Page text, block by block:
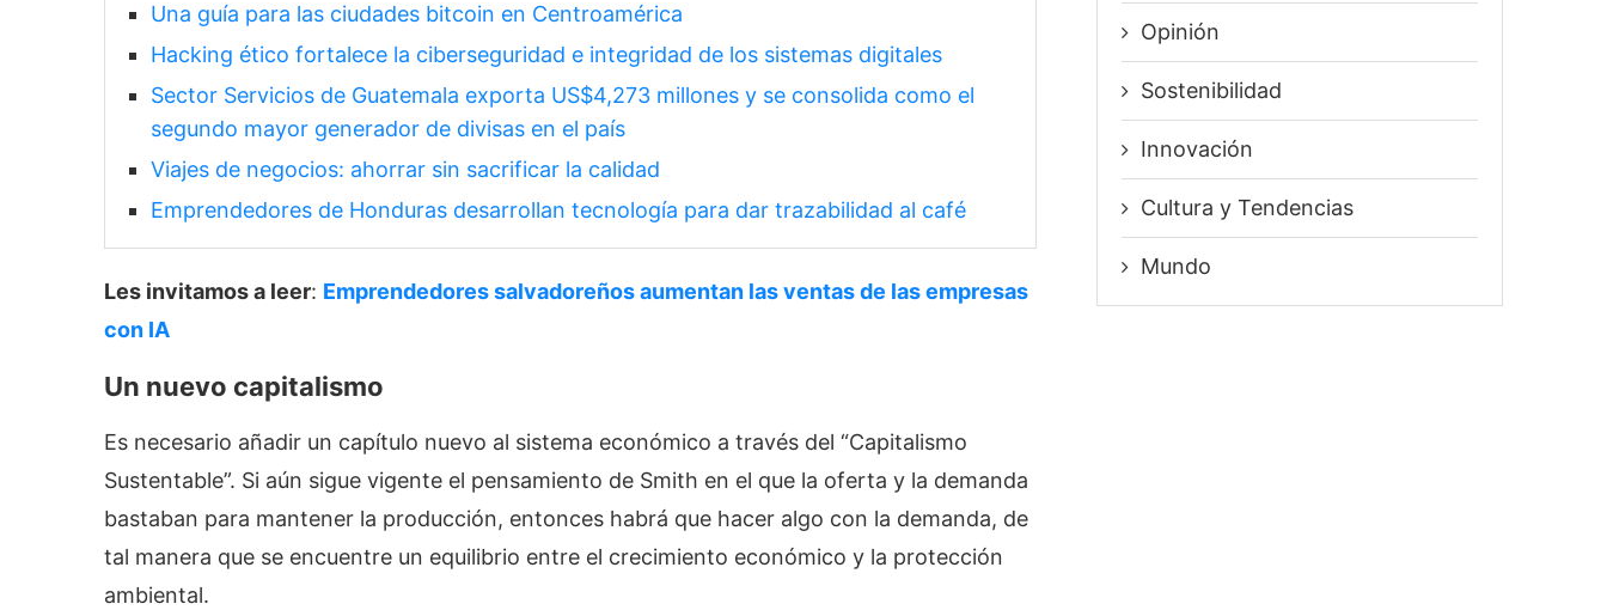
Una guía para las ciudades bitcoin en Centroamérica
Hacking ético fortalece la ciberseguridad e integridad de los sistemas digitales
Sector Servicios de Guatemala exporta US$4,273 millones y se consolida como el
segundo mayor generador de divisas en el país
Viajes de negocios: ahorrar sin sacrificar la calidad
Emprendedores de Honduras desarrollan tecnología para dar trazabilidad al café
Les invitamos a leer: Emprendedores salvadoreños aumentan las ventas de las empresas
con IA
Un nuevo capitalismo
Es necesario añadir un capítulo nuevo al sistema económico a través del “Capitalismo
Sustentable”. Si aún sigue vigente el pensamiento de Smith en el que la oferta y la demanda
bastaban para mantener la producción, entonces habrá que hacer algo con la demanda, de
tal manera que se encuentre un equilibrio entre el crecimiento económico y la protección
ambiental.
Opinión
Sostenibilidad
Innovación
⁠Cultura y Tendencias
Mundo